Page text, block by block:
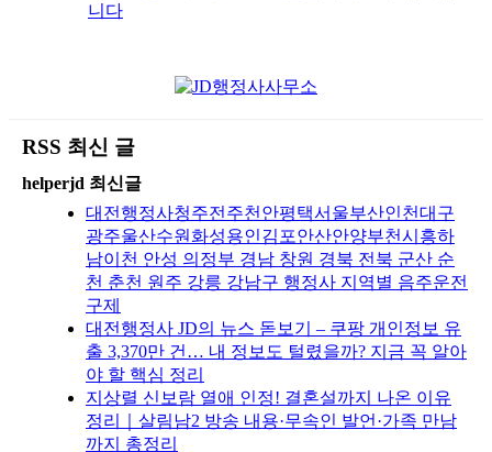
니다
RSS 최신 글
helperjd 최신글
대전행정사청주전주천안평택서울부산인천대구
광주울산수원화성용인김포안산안양부천시흥하
남이천 안성 의정부 경남 창원 경북 전북 군산 순
천 춘천 원주 강릉 강남구 행정사 지역별 음주운전
구제
대전행정사 JD의 뉴스 돋보기 – 쿠팡 개인정보 유
출 3,370만 건… 내 정보도 털렸을까? 지금 꼭 알아
야 할 핵심 정리
지상렬 신보람 열애 인정! 결혼설까지 나온 이유
정리｜살림남2 방송 내용·무속인 발언·가족 만남
까지 총정리